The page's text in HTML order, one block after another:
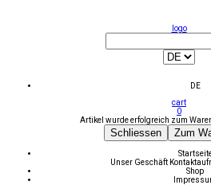
logo
DE
cart
0
Artikel wurde erfolgreich zum
Schliessen Zum
Unser Geschäft
Shop